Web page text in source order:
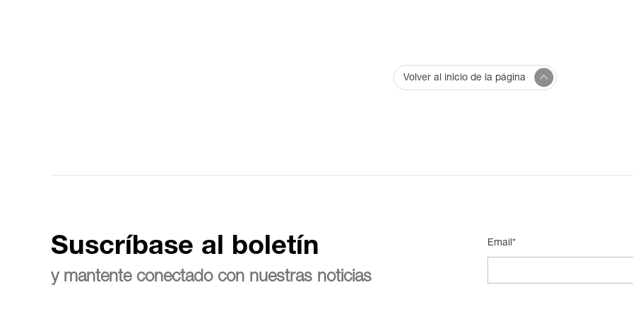
Volver al inicio de la página
Suscríbase al boletín
y mantente conectado con nuestras noticias
Email*